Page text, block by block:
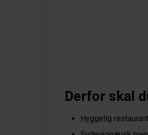
Derfor skal
Hyggelig